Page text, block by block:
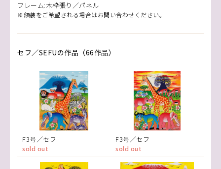
フレーム:木枠張り／パネル
※額装をご希望される場合はお問い合わせください。
セフ／SEFUの作品（66作品）
F3号／セフ
sold out
F3号／セフ
sold out